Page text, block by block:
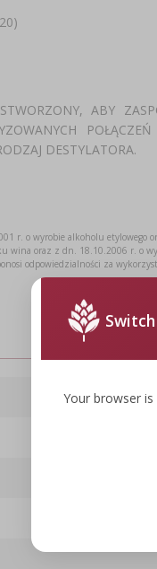
ABY
DESTYLATORA.
r. o wyrobie alkoholu
oraz z dn. 18.10.2006 r. o
odpowiedzialności za
Your browser